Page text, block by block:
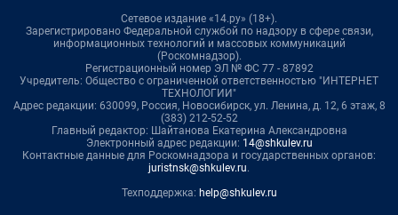
Сетевое издание «14.ру» (18+).
Зарегистрировано Федеральной службой по надзору в сфере связи,
информационных технологий и массовых коммуникаций
(Роскомнадзор).
Регистрационный номер ЭЛ № ФС 77 - 87892
Учредитель: Общество с ограниченной ответственностью "ИНТЕРНЕТ
ТЕХНОЛОГИИ"
Адрес редакции: 630099, Россия, Новосибирск, ул. Ленина, д. 12, 6 этаж, 8
(383) 212-52-52
Главный редактор: Шайтанова Екатерина Александровна
Электронный адрес редакции: 14@shkulev.ru
Контактные данные для Роскомнадзора и государственных органов:
juristnsk@shkulev.ru.
Техподдержка: help@shkulev.ru